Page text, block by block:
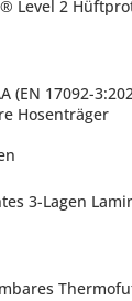
Level 2
(EN 17092-
Hosenträger
3-Lagen